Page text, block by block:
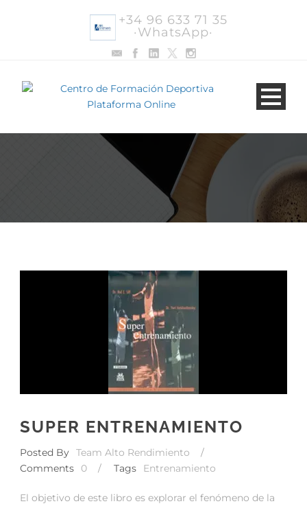
+34 96 633 71 35
·WhatsApp·
SUPER ENTRENAMIENTO
Posted By Team Alto Rendimiento
/
Comments
0 / Tags Entrenamiento
El objetivo de este libro es explorar el fenómeno de la